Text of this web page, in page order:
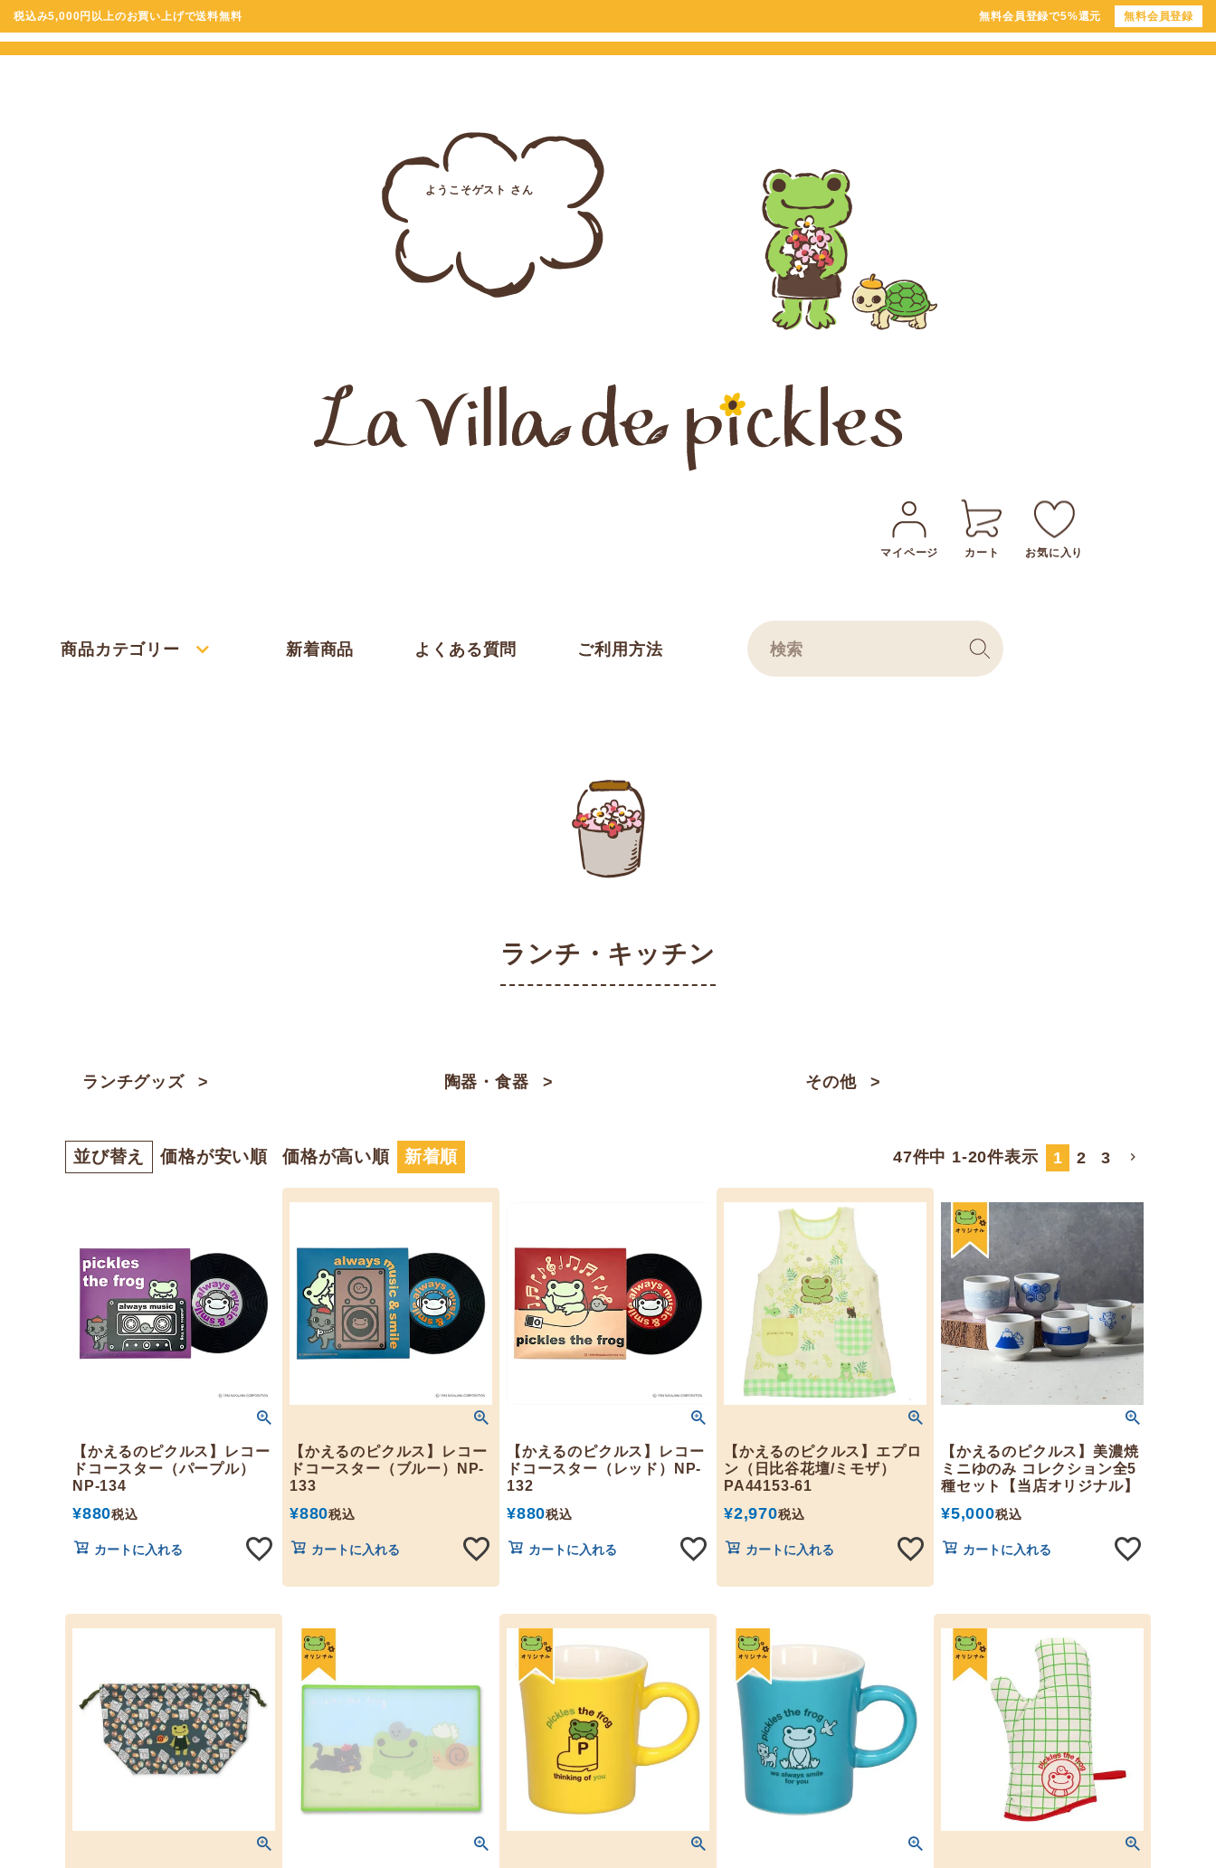
税込み5,000円以上のお買い上げで送料無料 無料会員登録で5%還元 無料会員登録
ようこそゲスト さん
マイページ カート お気に入り
商品カテゴリー 新着商品 よくある質問 ご利用方法
ランチ・キッチン
ランチグッズ 陶器・食器 その他
並び替え 価格が安い順 価格が高い順 新着順 47件中 1-20件表示 1 2 3
【かえるのピクルス】レコー
ドコースター（パープル）
NP-134
¥880税込
カートに入れる
【かえるのピクルス】レコー
ドコースター（ブルー）NP-
133
¥880税込
カートに入れる
【かえるのピクルス】レコー
ドコースター（レッド）NP-
132
¥880税込
カートに入れる
【かえるのピクルス】エプロ
ン（日比谷花壇/ミモザ）
PA44153-61
¥2,970税込
カートに入れる
【かえるのピクルス】美濃焼
ミニゆのみ コレクション全5
種セット【当店オリジナル】
¥5,000税込
カートに入れる